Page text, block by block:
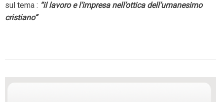
sul tema : “il lavoro e l’impresa nell’ottica dell’umanesimo
cristiano”